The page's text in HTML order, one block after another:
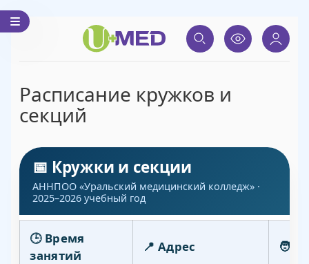
Расписание кружков и
секций
📅 Кружки и секции
АННПОО «Уральский медицинский колледж» ·
2025–2026 учебный год
🕒 Время
занятий
📍 Адрес 🧑‍🏫